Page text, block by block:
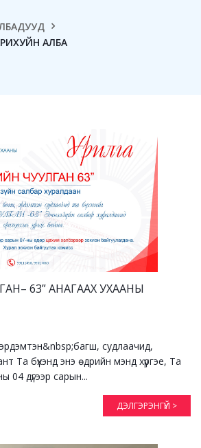
АЛБА
63” АНАГААХ УХААНЫ
судлаачид,
Та бүхэнд энэ өдрийн мэнд хүргэе, Та
04 дүгээр сарын...
ДЭЛГЭРЭНГҮЙ >